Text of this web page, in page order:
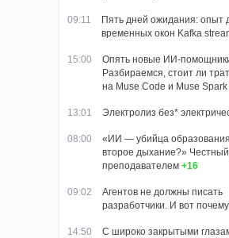
09:11
Пять дней ожидания: опыт
временных окон Kafka
15:00
Опять новые ИИ-
Разбираемся, стоит ли
на Muse Code и Muse Spark
13:01 Электролиз без*
08:00
«ИИ — убийца
второе дыхание?» Честный
преподавателем +16
09:02
Агентов не должны писать
разработчики. И вот почему
14:50
С широко закрытыми